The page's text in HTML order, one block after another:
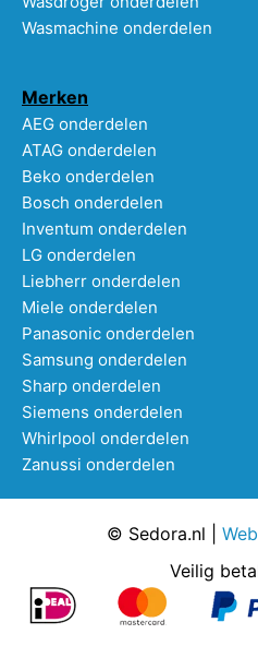
Wasmachine onderdelen
Merken
AEG onderdelen
ATAG onderdelen
Beko onderdelen
Bosch onderdelen
Inventum onderdelen
LG onderdelen
Liebherr onderdelen
Miele onderdelen
Panasonic onderdelen
Samsung onderdelen
Sharp onderdelen
Siemens onderdelen
Whirlpool onderdelen
Zanussi onderdelen
© Sedora.nl |
Veilig